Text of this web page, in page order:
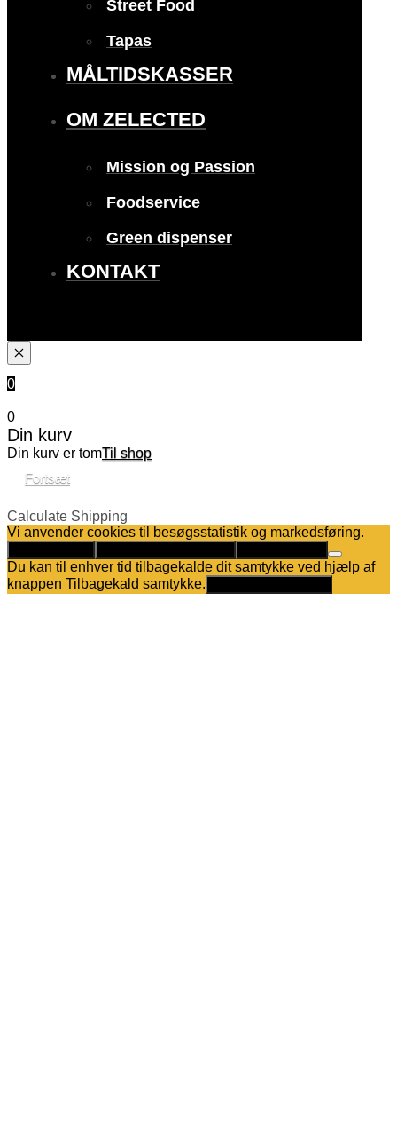
Street Food
Tapas
MÅLTIDSKASSER
OM ZELECTED
Mission og Passion
Foodservice
Green dispenser
KONTAKT
0
0
Din kurv
Din kurv er tomTil shop
Fortsæt
Calculate Shipping
Vi anvender cookies til besøgsstatistik og markedsføring.
Du kan til enhver tid tilbagekalde dit samtykke ved hjælp af
knappen Tilbagekald samtykke.